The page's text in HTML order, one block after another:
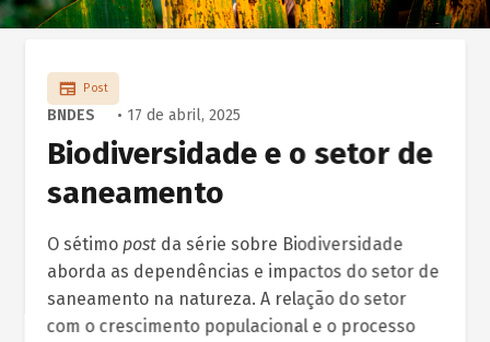
Post
BNDES • 17 de abril, 2025
Biodiversidade e o setor de
saneamento
O sétimo postda série sobre Biodiversidade
aborda as dependências e impactos do setor de
saneamento na natureza. A relação do setor
com o crescimento populacional e o processo